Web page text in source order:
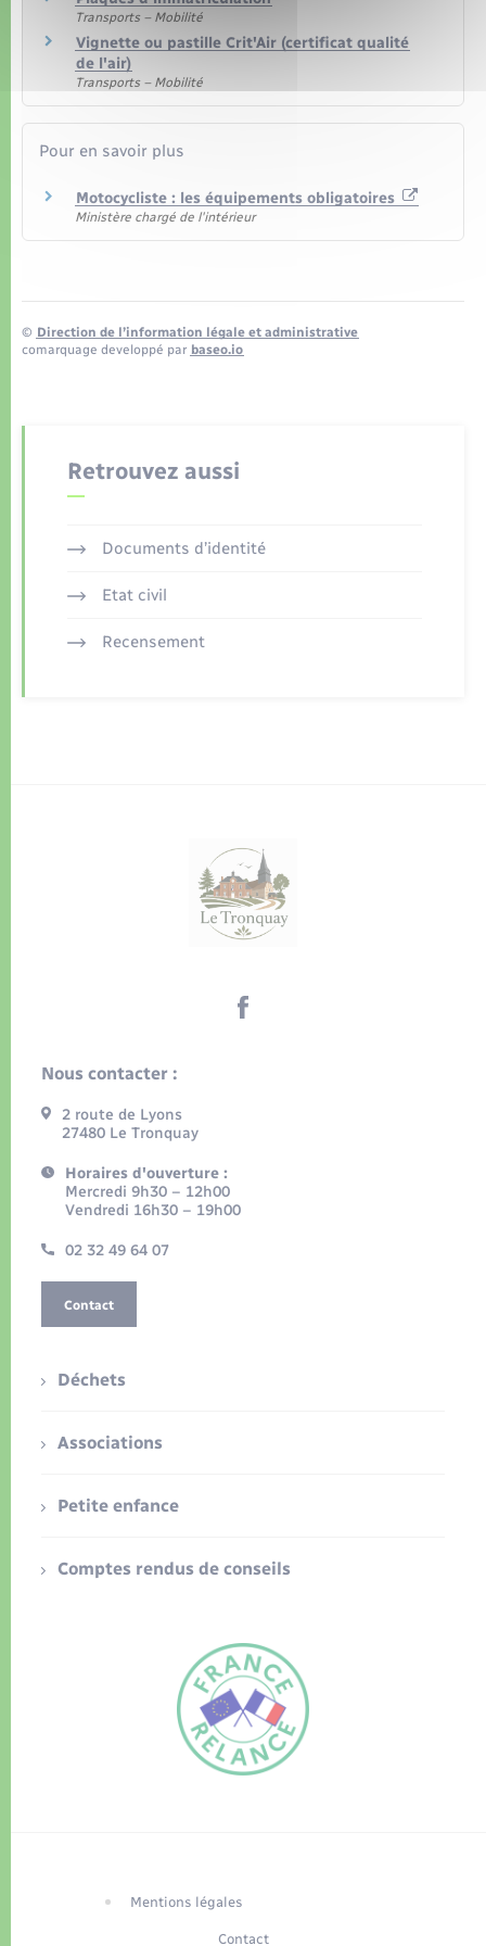
Transports – Mobilité
Vignette ou pastille Crit'Air (certificat qualité
de l'air)
Transports – Mobilité
Pour en savoir plus
Motocycliste : les équipements obligatoires
Ministère chargé de l'intérieur
© Direction de l’information légale et administrative
comarquage developpé par baseo.io
Retrouvez aussi
Documents d’identité
Etat civil
Recensement
Nous contacter :
2 route de Lyons
27480 Le Tronquay
Horaires d'ouverture :
Mercredi 9h30 – 12h00
Vendredi 16h30 – 19h00
02 32 49 64 07
Contact
Déchets
Associations
Petite enfance
Comptes rendus de conseils
Mentions légales
Contact